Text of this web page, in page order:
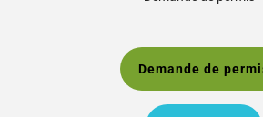
Demande de